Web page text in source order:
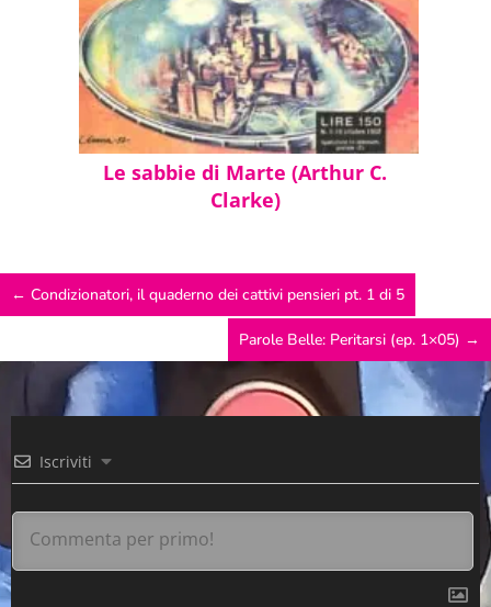
Le sabbie di Marte (Arthur C.
Clarke)
← Condizionatori, il quaderno dei cattivi pensieri pt. 1 di 5
Parole Belle: Peritarsi (ep. 1×05) →
Iscriviti